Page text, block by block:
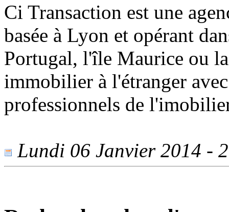
Ci Transaction est une
basée à Lyon et opérant
Portugal, l'île Maurice ou
immobilier à l'étranger
professionnels de
Lundi 06 Janvier 2014 -